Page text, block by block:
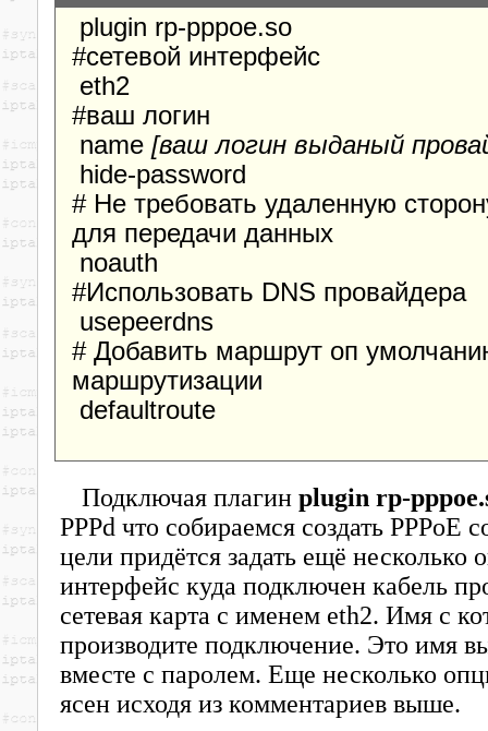
plugin rp-pppoe.so
#сетевой интерфейс
eth2
#ваш логин
name [ваш логин выданый
hide-password
# Не требовать удаленную
для передачи данных
noauth
#Использовать DNS провайдера
usepeerdns
# Добавить маршрут оп
маршрутизации
defaultroute
Подключая плагин plugin rp-
PPPd что собираемся создать PPPoE
цели придётся задать ещё несколько
интерфейс куда подключен кабель
сетевая карта с именем eth2. Имя с
производите подключение. Это имя
вместе с паролем. Еще несколько
ясен исходя из комментариев выше.